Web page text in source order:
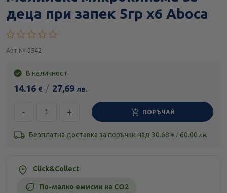
деца при запек 5гр х6 Aboca
Арт.№ 0542
В наличност
14.16 € / 27,69 лв.
- + ПОРЪЧАЙ
Безплатна доставка за поръчки над 30.68 € / 60.00 лв.
Click&Collect
По-малко емисии на CO2